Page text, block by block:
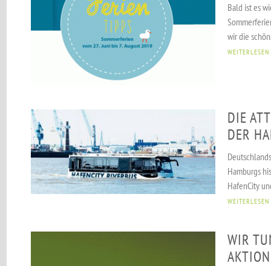
Bald ist es
wir die
WEITERLESEN
DIE
DER
Hamburgs
HafenCity
WEITERLESEN
WIR